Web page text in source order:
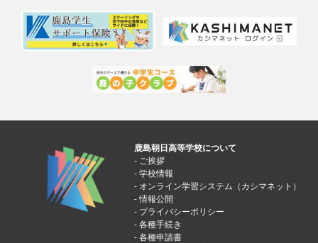
鹿島朝日高等学校について
ご挨拶
学校情報
オンライン学習システム（カシマネット）
情報公開
プライバシーポリシー
各種手続き
各種申請書